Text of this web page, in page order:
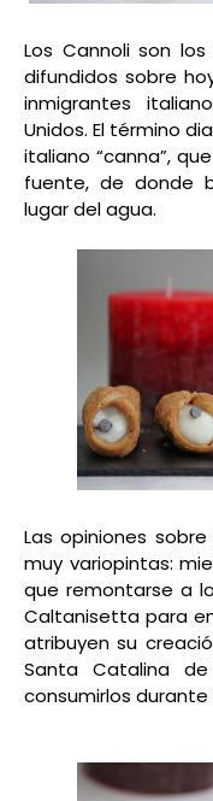
Los Cannoli son
difundidos sobre
inmigrantes
Unidos. El término
italiano “canna”,
fuente, de donde
lugar del agua.
Las opiniones
muy variopintas:
que remontarse a
Caltanisetta para
atribuyen su
Santa Catalina
consumirlos durante